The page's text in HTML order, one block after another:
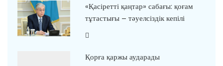
«Қасіретті қаңтар» сабағы: қоғам
тұтастығы – тәуелсіздік кепілі
Қорға қаржы аударады